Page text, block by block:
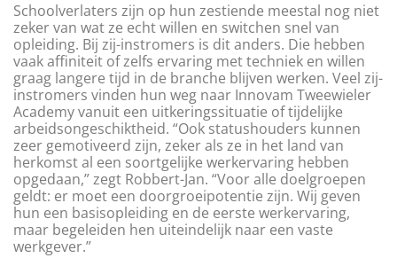
Schoolverlaters zijn op hun zestiende meestal nog niet
zeker van wat ze echt willen en switchen snel van
opleiding. Bij zij-instromers is dit anders. Die hebben
vaak affiniteit of zelfs ervaring met techniek en willen
graag langere tijd in de branche blijven werken. Veel zij-
instromers vinden hun weg naar Innovam Tweewieler
Academy vanuit een uitkeringssituatie of tijdelijke
arbeidsongeschiktheid. “Ook statushouders kunnen
zeer gemotiveerd zijn, zeker als ze in het land van
herkomst al een soortgelijke werkervaring hebben
opgedaan,” zegt Robbert-Jan. “Voor alle doelgroepen
geldt: er moet een doorgroeipotentie zijn. Wij geven
hun een basisopleiding en de eerste werkervaring,
maar begeleiden hen uiteindelijk naar een vaste
werkgever.”